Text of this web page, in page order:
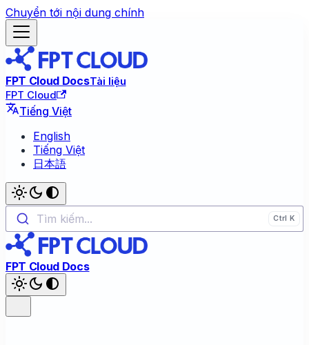
Chuyển tới nội dung chính
FPT Cloud DocsTài liệu
FPT Cloud
Tiếng Việt
English
Tiếng Việt
日本語
Tìm kiếm...
FPT Cloud Docs